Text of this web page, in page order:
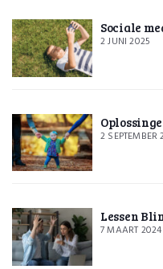
Sociale
2 JUNI 2025
2 SEPTEMBER
Lessen
7 MAART 2024